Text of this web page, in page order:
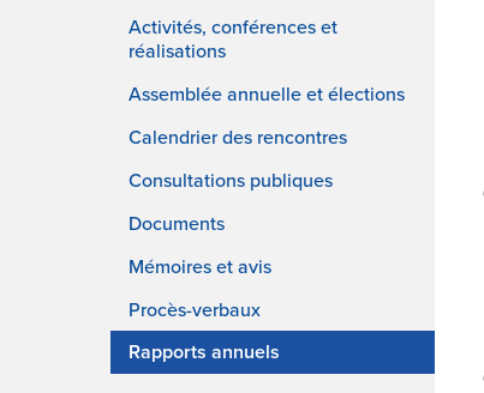
Activités, conférences et
réalisations
Assemblée annuelle et élections
Calendrier des rencontres
Consultations publiques
Documents
Mémoires et avis
Procès-verbaux
Rapports annuels